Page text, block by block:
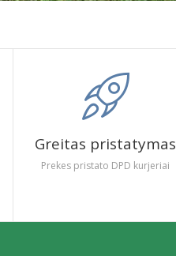
Greitas pristatymas
Prekes pristato DPD kurjeriai